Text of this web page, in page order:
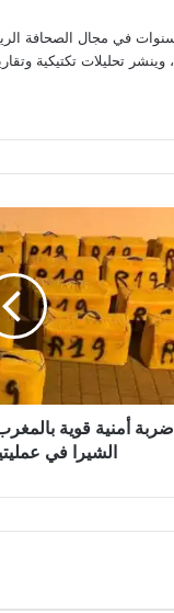
في مجال الصحافة
تحليلات تكتيكية
ضربة أمنية قوية
الشيرا في